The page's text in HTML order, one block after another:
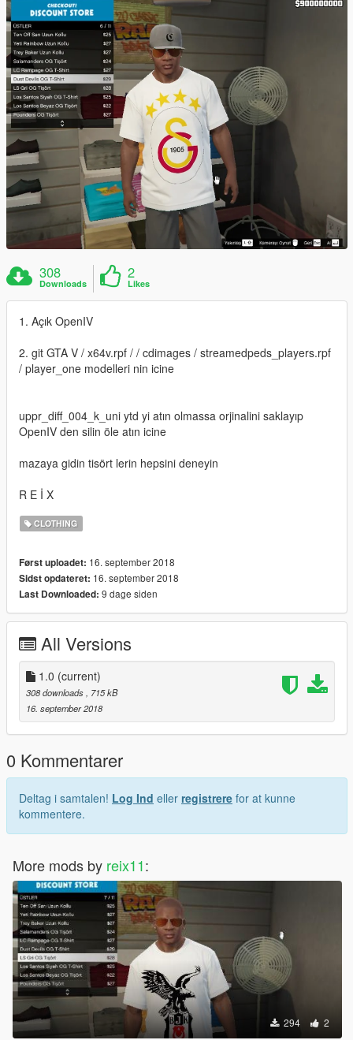
308
Downloads
2
Likes
1. Açık OpenIV
2. git GTA V / x64v.rpf / / cdimages / streamedpeds_players.rpf
/ player_one modelleri nin icine
uppr_diff_004_k_uni ytd yi atın olmassa orjinalini saklayıp
OpenIV den silin öle atın icine
mazaya gidin tisört lerin hepsini deneyin
R E İ X
CLOTHING
Først uploadet: 16. september 2018
Sidst opdateret: 16. september 2018
Last Downloaded: 9 dage siden
All Versions
1.0 (current)
308 downloads
, 715 kB
16. september 2018
0 Kommentarer
Deltag i samtalen! Log Ind eller registrere for at kunne
kommentere.
More mods by reix11:
294 2